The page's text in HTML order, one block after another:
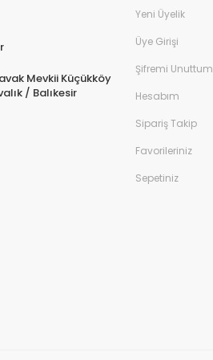
Mevkii Küçükköy
/ Balıkesir
Yeni Üyelik
Üye Girişi
Şifremi Unuttum
Hesabım
Sipariş Takip
Favorileriniz
Sepetiniz